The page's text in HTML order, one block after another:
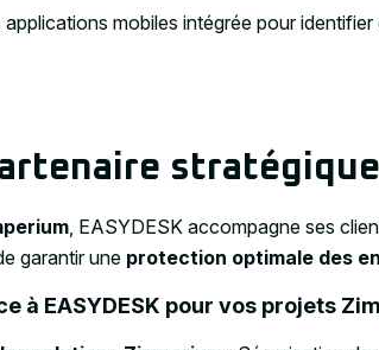
mobiles intégrée pour
, EASYDESK accompagne ses
garantir une protection optimale des
à EASYDESK pour vos projets